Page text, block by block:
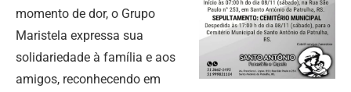
momento de dor, o Grupo
Maristela expressa sua
solidariedade à família e aos
amigos, reconhecendo em